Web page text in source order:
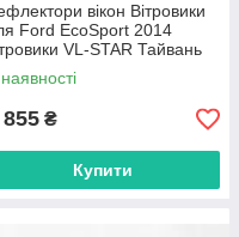
вікон Вітровики
Ford EcoSport 2014
VL-STAR Тайвань
855 ₴
Купити